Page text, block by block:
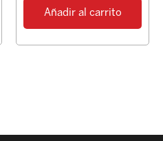
Añadir al carrito